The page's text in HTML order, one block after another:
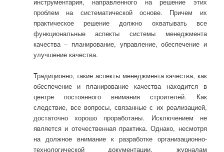
инструментария, направленного на решение этих
проблем на систематической основе. Причем их
практическое решение должно охватывать все
функциональные аспекты системы менеджмента
качества – планирование, управление, обеспечение и
улучшение качества.
Традиционно, такие аспекты менеджмента качества, как
обеспечение и планирование качества находится в
центре постоянного внимания строителей. Как
следствие, все вопросы, связанные с их реализацией,
достаточно хорошо проработаны. Исключением не
является и отечественная практика. Однако, несмотря
на должное внимание к разработке организационно-
технологической документации, журналам